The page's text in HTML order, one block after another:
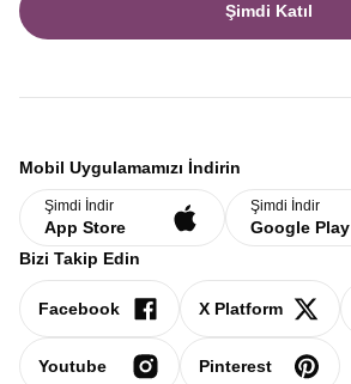
Şimdi Katıl
Mobil Uygulamamızı İndirin
Şimdi İndir
App Store
Şimdi İndir
Google Play
Bizi Takip Edin
Facebook X Platform
Youtube Pinterest